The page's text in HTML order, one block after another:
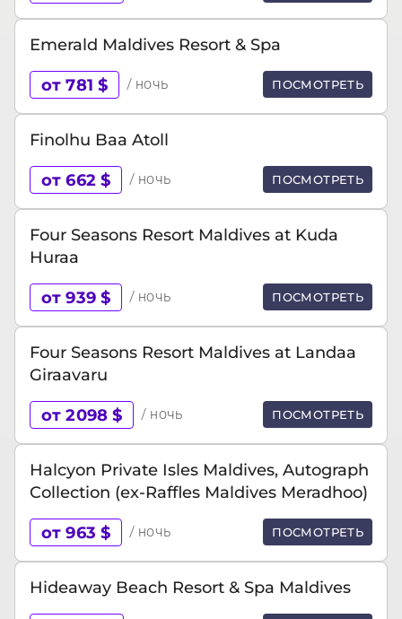
Emerald Maldives Resort & Spa
от 781 $ / ночь ПОСМОТРЕТЬ
Finolhu Baa Atoll
от 662 $ / ночь ПОСМОТРЕТЬ
Four Seasons Resort Maldives at Kuda
Huraa
от 939 $ / ночь ПОСМОТРЕТЬ
Four Seasons Resort Maldives at Landaa
Giraavaru
от 2098 $ / ночь ПОСМОТРЕТЬ
Halcyon Private Isles Maldives, Autograph
Collection (ex-Raffles Maldives Meradhoo)
от 963 $ / ночь ПОСМОТРЕТЬ
Hideaway Beach Resort & Spa Maldives